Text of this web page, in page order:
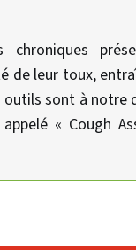
chroniques
de leur toux,
outils sont à notre
« Cough